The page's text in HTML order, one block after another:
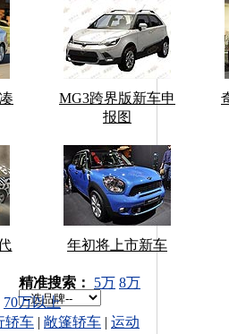
MG3跨界版新车申
报图
年初将上市新车
车型搜索：
精准搜索： 5万 8万
70万以上
轿车 | 敞篷轿车 | 运动